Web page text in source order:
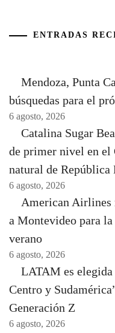
ENTRADAS
Mendoza, Punta
búsquedas para el
6 agosto, 2026
Catalina Sugar
de primer nivel en el
natural de República
6 agosto, 2026
American Airlines
a Montevideo para
verano
6 agosto, 2026
LATAM es
Centro y
Generación Z
6 agosto, 2026